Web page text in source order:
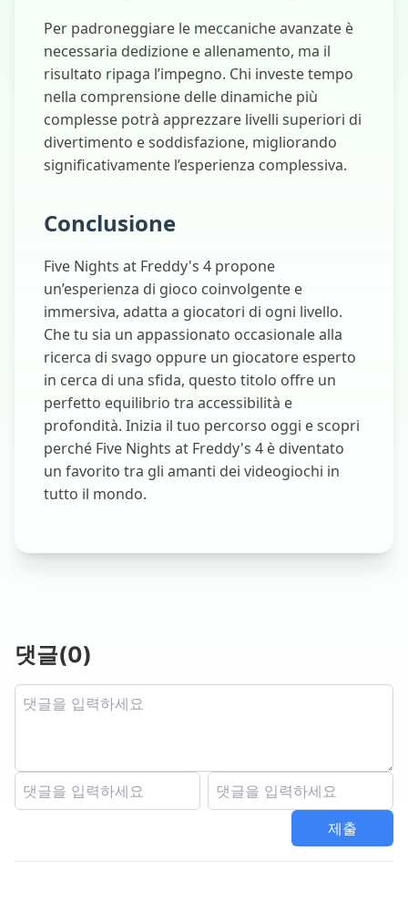
Per padroneggiare le meccaniche avanzate è
necessaria dedizione e allenamento, ma il
risultato ripaga l’impegno. Chi investe tempo
nella comprensione delle dinamiche più
complesse potrà apprezzare livelli superiori di
divertimento e soddisfazione, migliorando
significativamente l’esperienza complessiva.
Conclusione
Five Nights at Freddy's 4 propone
un’esperienza di gioco coinvolgente e
immersiva, adatta a giocatori di ogni livello.
Che tu sia un appassionato occasionale alla
ricerca di svago oppure un giocatore esperto
in cerca di una sfida, questo titolo offre un
perfetto equilibrio tra accessibilità e
profondità. Inizia il tuo percorso oggi e scopri
perché Five Nights at Freddy's 4 è diventato
un favorito tra gli amanti dei videogiochi in
tutto il mondo.
댓글(0)
제출